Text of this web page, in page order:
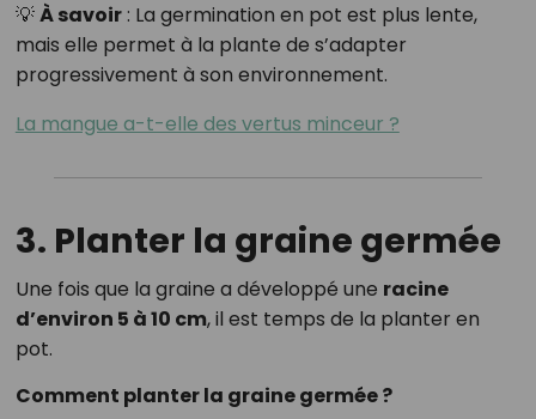
💡À savoir: La germination en pot est plus lente,
mais elle permet à la plante de s’adapter
progressivement à son environnement.
La mangue a-t-elle des vertus minceur ?
3. Planter la graine germée
Une fois que la graine a développé une racine
d’environ 5 à 10 cm, il est temps de la planter en
pot.
Comment planter la graine germée ?